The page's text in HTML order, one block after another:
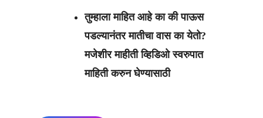
तुम्हाला माहित आहे का की पाऊस
पडल्यानंतर मातीचा वास का येतो?
मजेशीर माहीती व्हिडिओ स्वरुपात
माहिती करुन घेण्यासाठी